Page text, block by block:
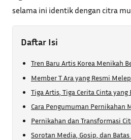
selama ini identik dengan citra
Daftar Isi
Tren Baru Artis Korea Menikah
Member T Ara yang Resmi
Tiga Artis, Tiga Cerita Cinta
Cara Pengumuman Pernikahan
Pernikahan dan Transformasi
Sorotan Media, Gosip, dan